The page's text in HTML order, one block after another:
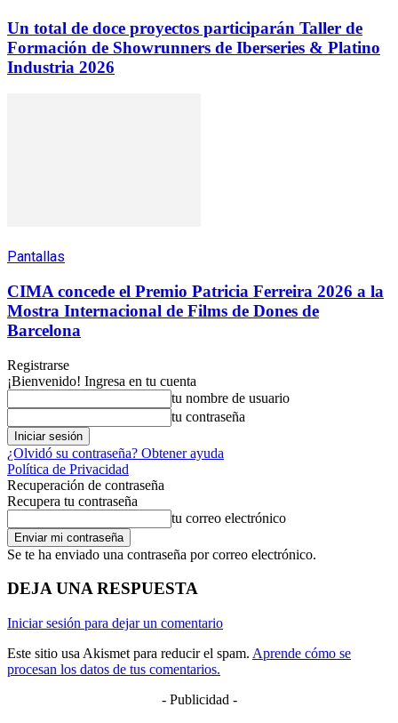
Un total de doce proyectos participarán Taller de
Formación de Showrunners de Iberseries & Platino
Industria 2026
Pantallas
CIMA concede el Premio Patricia Ferreira 2026 a la
Mostra Internacional de Films de Dones de
Barcelona
Registrarse
¡Bienvenido! Ingresa en tu cuenta
tu nombre de usuario
tu contraseña
¿Olvidó su contraseña? Obtener ayuda
Política de Privacidad
Recuperación de contraseña
Recupera tu contraseña
tu correo electrónico
Se te ha enviado una contraseña por correo electrónico.
DEJA UNA RESPUESTA
Iniciar sesión para dejar un comentario
Este sitio usa Akismet para reducir el spam. Aprende cómo se
procesan los datos de tus comentarios.
- Publicidad -